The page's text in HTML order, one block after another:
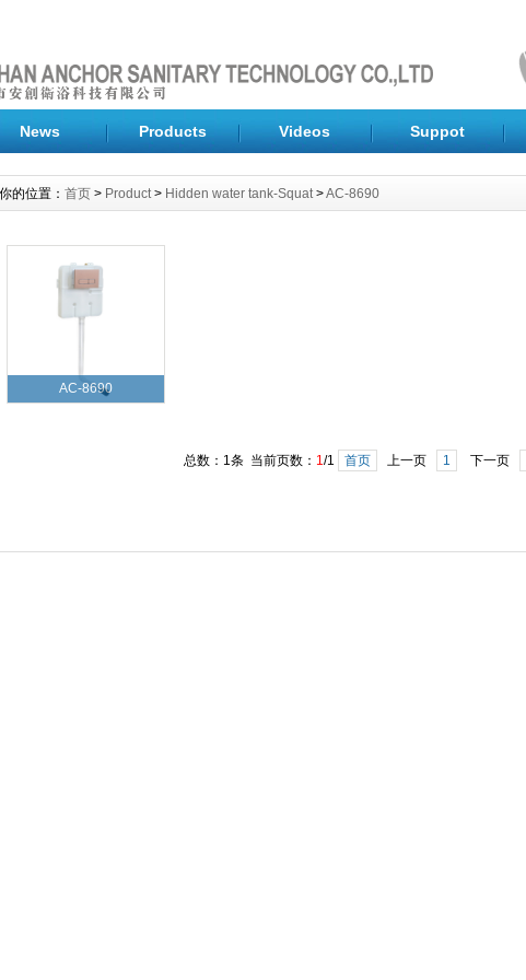
News Products Videos Suppot
你的位置： 首页 > Product> Hidden water tank-Squat>AC-8690
AC-8690
总数：1条 当前页数： 1/1 首页 上一页 1 下一页